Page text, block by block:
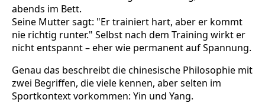
abends im Bett.
Seine Mutter sagt: "Er trainiert hart, aber er kommt
nie richtig runter." Selbst nach dem Training wirkt er
nicht entspannt – eher wie permanent auf Spannung.
Genau das beschreibt die chinesische Philosophie mit
zwei Begriffen, die viele kennen, aber selten im
Sportkontext vorkommen: Yin und Yang.